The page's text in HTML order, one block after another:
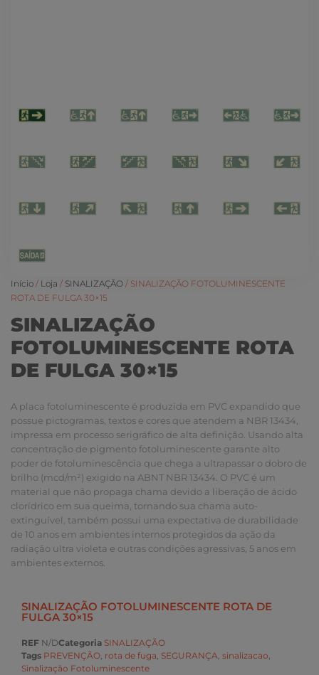
Início / Loja / SINALIZAÇÃO / SINALIZAÇÃO FOTOLUMINESCENTE
ROTA DE FULGA 30×15
SINALIZAÇÃO
FOTOLUMINESCENTE ROTA
DE FULGA 30×15
A placa fotoluminescente é produzida em PVC expandido que
possue pictogramas, textos e cores que atendem a NBR 13434,
impressa em processo serigráfico de alta definição. Usando alta
concentração de pigmento fotoluminescente garante alto
poder de fotoluminescência que chega a ultrapassar o dobro de
brilho (mcd/m²) exigido na ABNT NBR 13434. O PVC é um
material que não propaga chama devido a liberação de ácido
clorídrico em sua queima, tornando sua chama auto-
extinguível, também possui uma expectativa de durabilidade
de 10 anos em ambientes internos protegidos da ação da
radiação ultra violeta e outras condições agressivas, 5 anos em
ambientes externos.
SINALIZAÇÃO FOTOLUMINESCENTE ROTA DE
FULGA 30×15
REF N/DCategoria SINALIZAÇÃO
Tags PREVENÇÃO, rota de fuga, SEGURANÇA, sinalizacao,
Sinalização Fotoluminescente